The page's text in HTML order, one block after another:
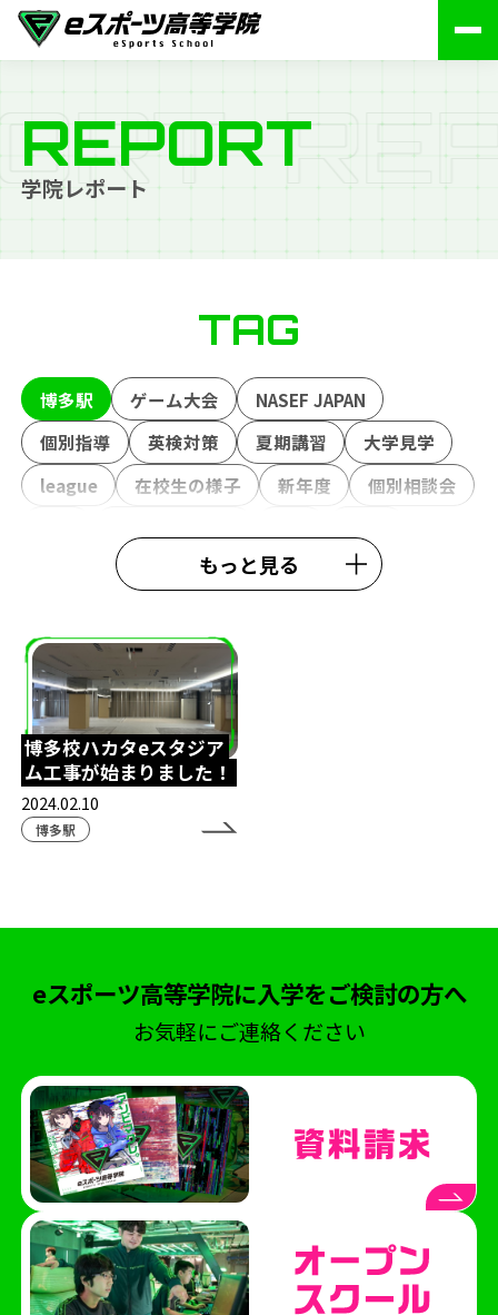
RT RE
REPORT
学院レポート
TAG
ゲーム大会
NASEF JAPAN
個別指導
英検対策 夏期講習
大学見学
league
在校生の様子 新年度
個別相談会
e日本代表
熊本校
大会結果
#esportshighighschool
#TexasChristianUniversity
鹿児島通信制高校
スクールアドバイザー
外部理事
鈴木おさむ
模試
ガリットチュウ福島善成
コミュニケーション
ポケモンユナイト
北熊本駐屯地
陸上自衛隊
NASEF
熊本シティエフエム
ラジオ
世界大会
VARORANT
NTTe-Sports
大会運営
SS熊本 saishunkansol
ウメハラ
ストリートファイター
ふくおか経済
専門高校
修学旅行
課外授業
体験会
eスクールジャーナル
博多駅
もっと見る
博多校ハカタeスタジア
ム工事が始まりました！
2024.02.10
博多駅
eスポーツ高等学院に入学をご検討の方へ
お気軽にご連絡ください